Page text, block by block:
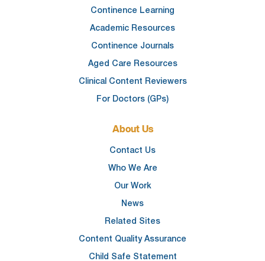
Continence Learning
Academic Resources
Continence Journals
Aged Care Resources
Clinical Content Reviewers
For Doctors (GPs)
About Us
Contact Us
Who We Are
Our Work
News
Related Sites
Content Quality Assurance
Child Safe Statement